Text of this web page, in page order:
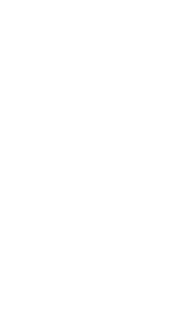
/ Optional: